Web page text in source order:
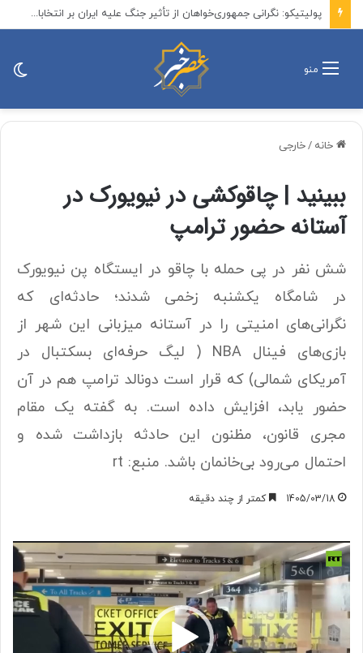
هشدار درباره فروش حواله‌های صوری خودروهای وارداتی
منو
خانه /خارجی
ببینید | چاقوکشی در نیویورک در
آستانه حضور ترامپ
شش نفر در پی حمله با چاقو در ایستگاه پن نیویورک
در شامگاه یکشنبه زخمی شدند؛ حادثه‌ای که
نگرانی‌های امنیتی را در آستانه میزبانی این شهر از
بازی‌های فینال NBA ( لیگ حرفه‌ای بسکتبال در
آمریکای شمالی) که قرار است دونالد ترامپ هم در آن
حضور یابد، افزایش داده است. به گفته یک مقام
مجری قانون، مظنون این حادثه بازداشت شده و
احتمال می‌رود بی‌خانمان باشد. منبع: rt
1405/03/18 کمتر از چند دقیقه
نمایشگر
ویدیو